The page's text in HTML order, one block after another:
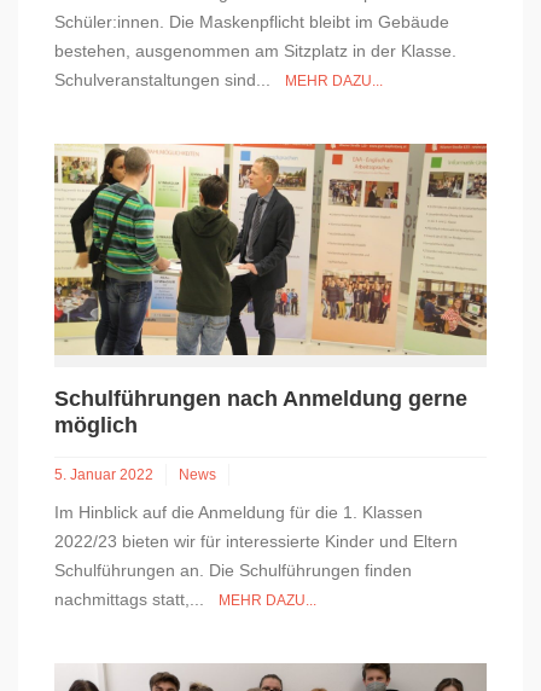
Schüler:innen. Die Maskenpflicht bleibt im Gebäude
bestehen, ausgenommen am Sitzplatz in der Klasse.
Schulveranstaltungen sind...
MEHR DAZU...
Schulführungen nach Anmeldung gerne
möglich
5. Januar 2022 News
Im Hinblick auf die Anmeldung für die 1. Klassen
2022/23 bieten wir für interessierte Kinder und Eltern
Schulführungen an. Die Schulführungen finden
nachmittags statt,...
MEHR DAZU...